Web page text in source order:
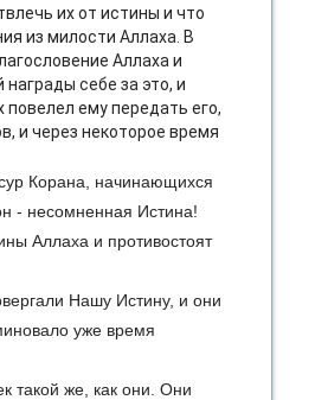
их от истины и что
из милости Аллаха. В
Аллаха и
себе за это, и
ему передать его,
и через некоторое время
Корана, начинающихся
- несомненная Истина!
Аллаха и противостоят
Нашу Истину, и они
уже время
такой же, как они. Они